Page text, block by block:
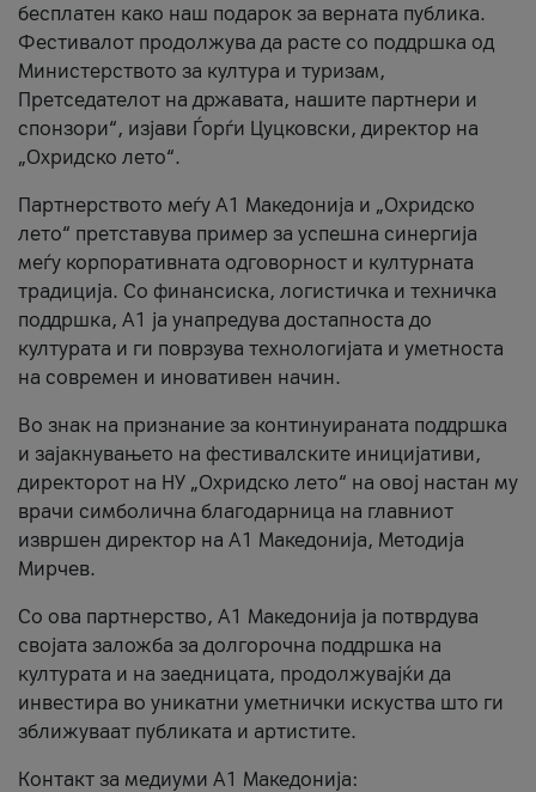
бесплатен како наш подарок за верната публика.
Фестивалот продолжува да расте со поддршка од
Министерството за култура и туризам,
Претседателот на државата, нашите партнери и
спонзори“, изјави Ѓорѓи Цуцковски, директор на
„Охридско лето“.
Партнерството меѓу A1 Македонија и „Охридско
лето“ претставува пример за успешна синергија
меѓу корпоративната одговорност и културната
традиција. Со финансиска, логистичка и техничка
поддршка, A1 ја унапредува достапноста до
културата и ги поврзува технологијата и уметноста
на современ и иновативен начин.
Во знак на признание за континуираната поддршка
и зајакнувањето на фестивалските иницијативи,
директорот на НУ „Охридско лето“ на овој настан му
врачи симболична благодарница на главниот
извршен директор на A1 Македонија, Методија
Мирчев.
Со ова партнерство, A1 Македонија ја потврдува
својата заложба за долгорочна поддршка на
културата и на заедницата, продолжувајќи да
инвестира во уникатни уметнички искуства што ги
зближуваат публиката и артистите.
Контакт за медиуми А1 Македонија: